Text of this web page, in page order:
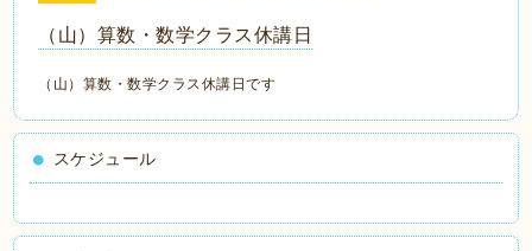
（山）算数・数学クラス休講日
（山）算数・数学クラス休講日です
スケジュール